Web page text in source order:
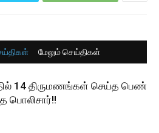
மேலும் செய்திகள்
14 திருமணங்கள் செய்த பெண்
பொலிசார்!!